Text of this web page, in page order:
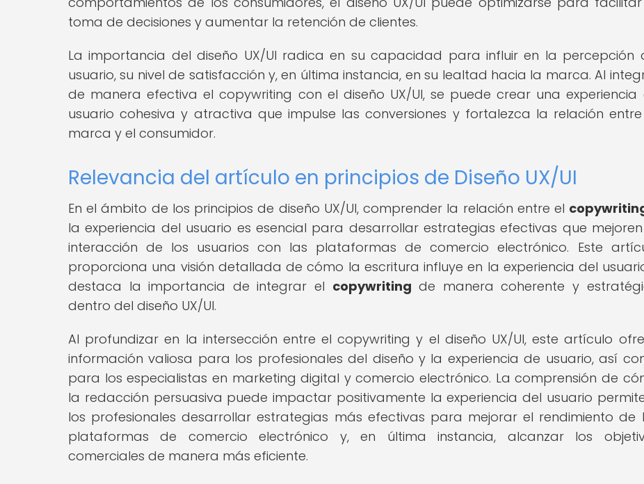
toma de decisiones y aumentar la retención de clientes.
La importancia del diseño UX/UI radica en su capacidad para influir en la percepción
usuario, su nivel de satisfacción y, en última instancia, en su lealtad hacia la marca. Al
de manera efectiva el copywriting con el diseño UX/UI, se puede crear una experiencia
usuario cohesiva y atractiva que impulse las conversiones y fortalezca la relación
marca y el consumidor.
Relevancia del artículo en principios de Diseño UX/UI
En el ámbito de los principios de diseño UX/UI, comprender la relación entre el
la experiencia del usuario es esencial para desarrollar estrategias efectivas que
interacción de los usuarios con las plataformas de comercio electrónico. Este
proporciona una visión detallada de cómo la escritura influye en la experiencia del
destaca la importancia de integrar el copywriting de manera coherente y
dentro del diseño UX/UI.
Al profundizar en la intersección entre el copywriting y el diseño UX/UI, este artículo
información valiosa para los profesionales del diseño y la experiencia de usuario, así
para los especialistas en marketing digital y comercio electrónico. La comprensión de
la redacción persuasiva puede impactar positivamente la experiencia del usuario
los profesionales desarrollar estrategias más efectivas para mejorar el rendimiento de
plataformas de comercio electrónico y, en última instancia, alcanzar los
comerciales de manera más eficiente.